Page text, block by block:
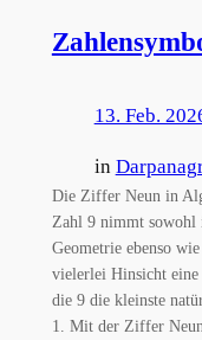
13. Feb.
in
Die Ziffer Neun in
Zahl 9 nimmt sowohl
Geometrie ebenso
vielerlei Hinsicht eine
die 9 die kleinste
1. Mit der Ziffer